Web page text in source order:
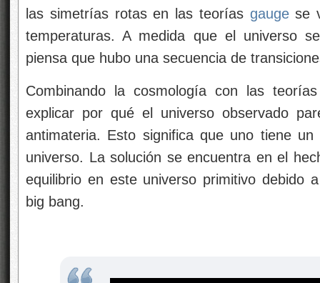
las simetrías rotas en las teorías gaugese
temperaturas. A medida que el universo
piensa que hubo una secuencia de
Combinando la cosmología con las
explicar por qué el universo observado
antimateria. Esto significa que uno tiene
universo. La solución se encuentra en el
equilibrio en este universo primitivo debido
big bang.